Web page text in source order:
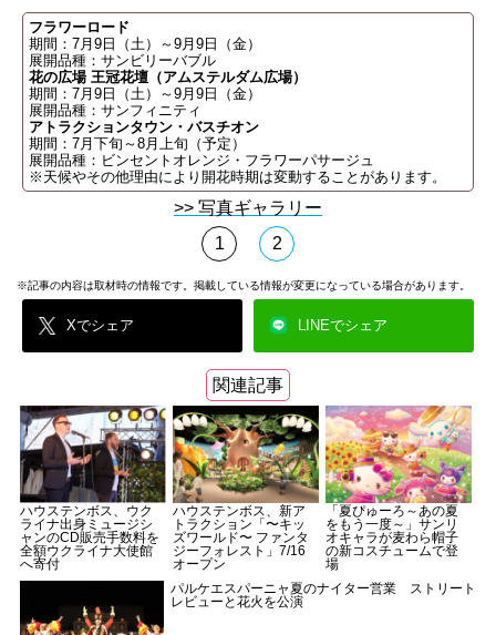
フラワーロード
期間：7月9日（土）～9月9日（金）
展開品種：サンビリーバブル
花の広場 王冠花壇（アムステルダム広場）
期間：7月9日（土）～9月9日（金）
展開品種：サンフィニティ
アトラクションタウン・バスチオン
期間：7月下旬～8月上旬（予定）
展開品種：ビンセントオレンジ・フラワーパサージュ
※天候やその他理由により開花時期は変動することがあります。
>> 写真ギャラリー
1
2
※記事の内容は取材時の情報です。掲載している情報が変更になっている場合があります。
Xでシェア LINEでシェア
関連記事
ハウステンボス、ウク
ライナ出身ミュージシ
ャンのCD販売手数料を
全額ウクライナ大使館
へ寄付
ハウステンボス、新ア
トラクション「〜キッ
ズワールド〜 ファンタ
ジーフォレスト」7/16
オープン
「夏ぴゅーろ～あの夏
をもう一度～」サンリ
オキャラが麦わら帽子
の新コスチュームで登
場
パルケエスパーニャ夏のナイター営業 ストリート
レビューと花火を公演